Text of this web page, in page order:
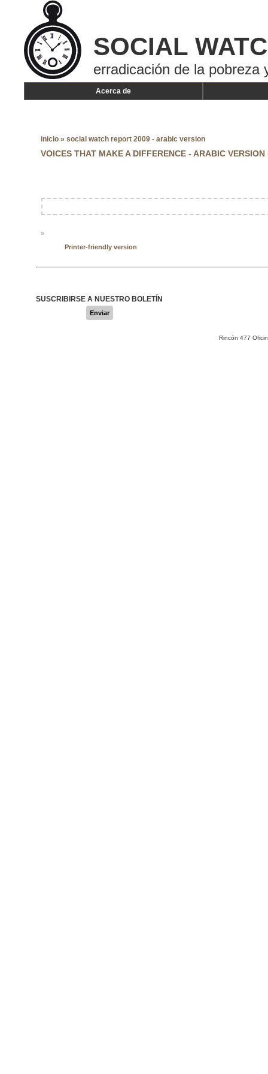
SOCIAL
erradicación de la pobreza
Acerca de
inicio » social watch report 2009 - arabic version
VOICES THAT MAKE A DIFFERENCE - ARABIC VERSION
»
Printer-friendly version
SUSCRIBIRSE A NUESTRO BOLETÍN
Enviar
Rincón 477